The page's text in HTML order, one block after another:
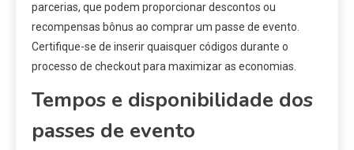
parcerias, que podem proporcionar descontos ou
recompensas bônus ao comprar um passe de evento.
Certifique-se de inserir quaisquer códigos durante o
processo de checkout para maximizar as economias.
Tempos e disponibilidade dos
passes de evento